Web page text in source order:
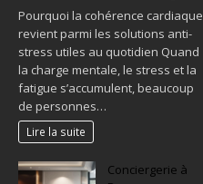
Pourquoi la cohérence cardiaque
revient parmi les solutions anti-
stress utiles au quotidien Quand
la charge mentale, le stress et la
fatigue s’accumulent, beaucoup
de personnes…
Lire la suite
Conciergerie à